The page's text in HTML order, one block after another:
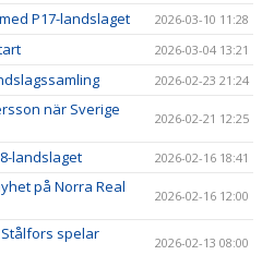
P17-landslaget 2026-03-10 11:28
2026-03-04 13:21
2026-02-23 21:24
när Sverige
2026-02-21 12:25
landslaget 2026-02-16 18:41
på Norra Real
2026-02-16 12:00
spelar
2026-02-13 08:00